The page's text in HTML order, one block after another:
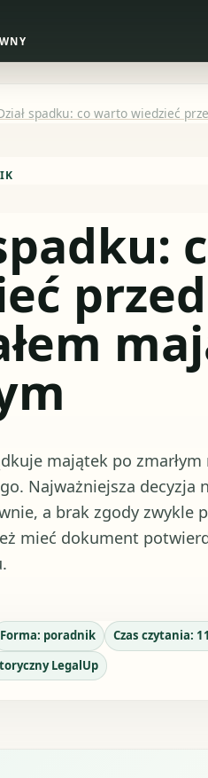
spadku: co warto wiedzieć
przed
majątek po
Najważniejsza decyzja
a brak zgody zwykle
mieć dokument
Forma: poradnik Czas czytania: 11
LegalUp